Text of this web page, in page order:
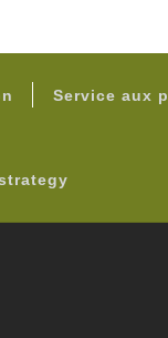
Service aux